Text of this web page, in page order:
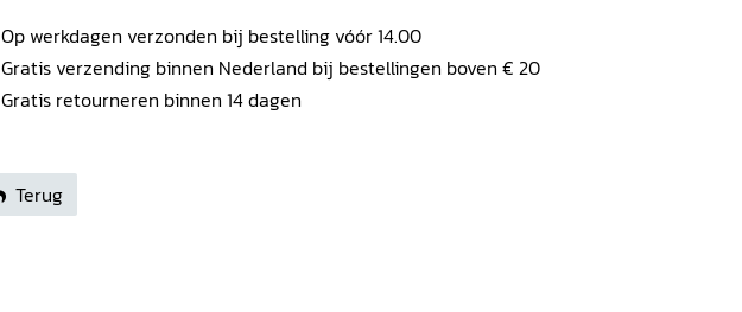
Op werkdagen verzonden bij bestelling vóór 14.00
Gratis verzending binnen Nederland bij bestellingen boven € 20
Gratis retourneren binnen 14 dagen
Terug